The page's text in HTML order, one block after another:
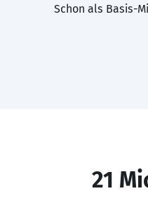
Schon als Basis-
21